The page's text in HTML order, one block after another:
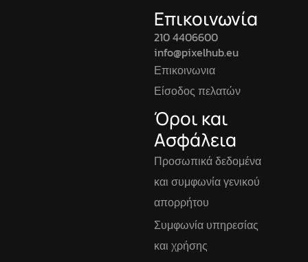
Επικοινωνία
210 4406600
info@pixelhub.eu
Επικοινωνια
Είσοδος πελατών
Όροι και
Ασφάλεια
Προσωπικά δεδομένα
και συμφωνία γενικού
απορρήτου
Συμφωνία υπηρεσίας
και χρήσης